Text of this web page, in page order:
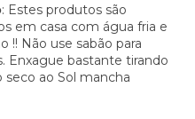
: Estes produtos são
em casa com água fria e
!! Não use sabão para
Enxague bastante tirando
seco ao Sol mancha